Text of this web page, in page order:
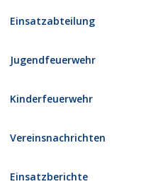
Einsatzabteilung
Jugendfeuerwehr
Kinderfeuerwehr
Vereinsnachrichten
Einsatzberichte